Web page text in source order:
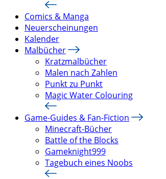
Comics & Manga
Neuerscheinungen
Kalender
Malbücher
Kratzmalbücher
Malen nach Zahlen
Punkt zu Punkt
Magic Water Colouring
Game-Guides & Fan-Fiction
Minecraft-Bücher
Battle of the Blocks
Gameknight999
Tagebuch eines Noobs